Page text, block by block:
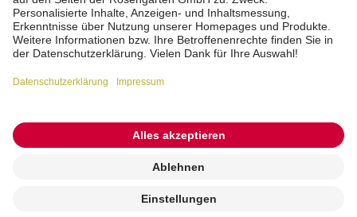
Interne Meldestelle
Zahlungsmittel
Barrierefreiheitserklärung
Vertrag widerrufen
© 2026 ROSENGARTEN-Tierbestattung